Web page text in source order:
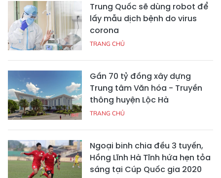
Trung Quốc sẽ dùng robot để
lấy mẫu dịch bệnh do virus
corona
TRANG CHỦ
Gần 70 tỷ đồng xây dựng
Trung tâm Văn hóa - Truyền
thông huyện Lộc Hà
TRANG CHỦ
Ngoại binh chia đều 3 tuyến,
Hồng Lĩnh Hà Tĩnh hứa hẹn tỏa
sáng tại Cúp Quốc gia 2020